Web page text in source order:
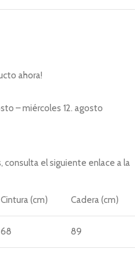
ahora!
– miércoles 12. agosto
consulta el siguiente enlace a la
Cintura (cm) Cadera (cm)
68 89